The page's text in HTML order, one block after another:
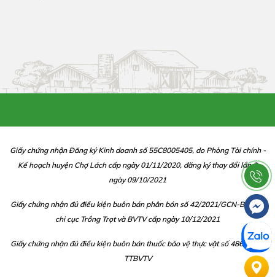
Giấy chứng nhận Đăng ký Kinh doanh số 55C8005405, do Phòng Tài chính -
Kế hoạch huyện Chợ Lách cấp ngày 01/11/2020, đăng ký thay đổi lần 2
ngày 09/10/2021
Giấy chứng nhận đủ điều kiện buôn bán phân bón số 42/2021/GCN-BBP do
chi cục Trồng Trọt và BVTV cấp ngày 10/12/2021
Giấy chứng nhận đủ điều kiện buôn bán thuốc bảo vệ thực vật số 486/CGN-
TTBVTV